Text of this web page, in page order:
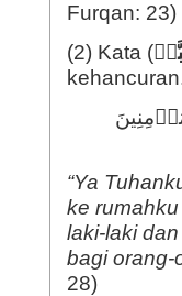
Furqan: 23)
(2) Kata (
“Ya
ke
laki-laki
bagi orang-
28)